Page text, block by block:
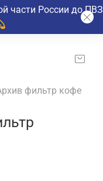
части России до ПВЗ
фильтр кофе